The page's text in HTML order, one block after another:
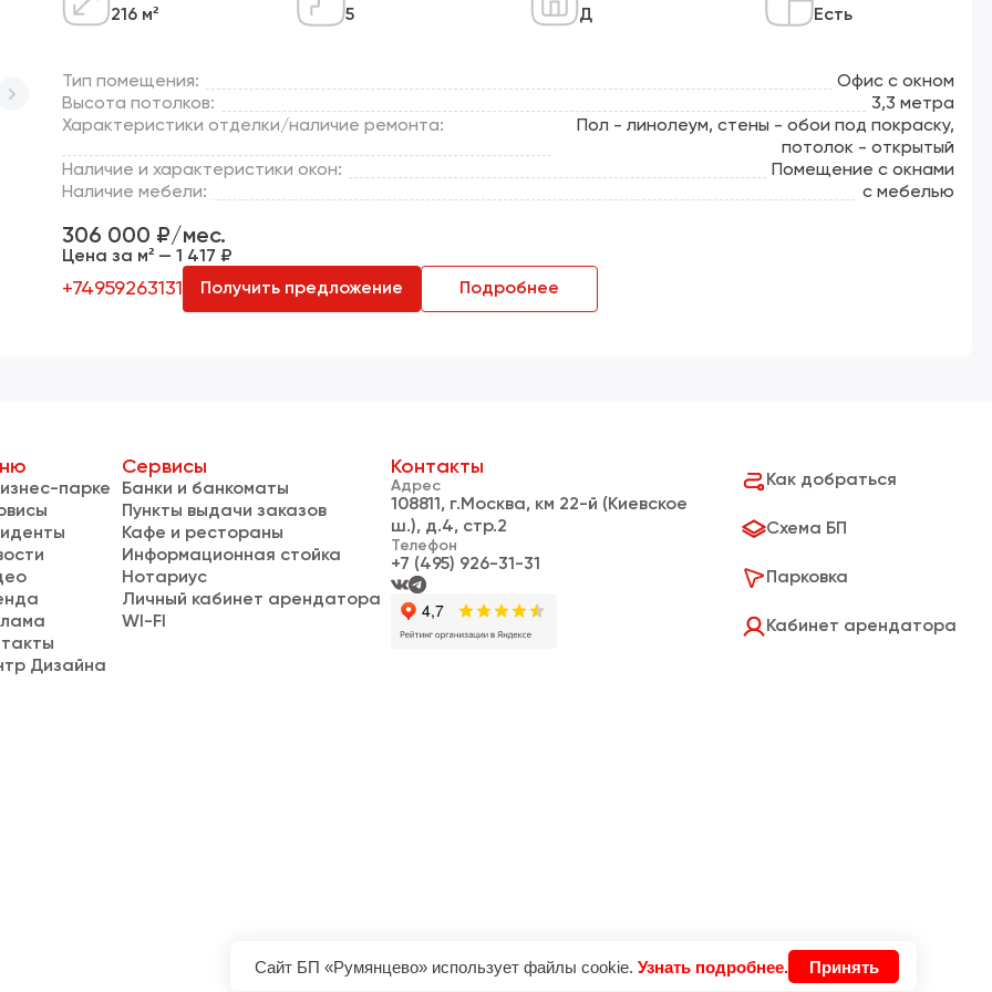
216 м² 5 Д Есть
Тип помещения:
Офис с окном
Высота потолков:
3,3 метра
Характеристики отделки/наличие ремонта:
Пол - линолеум, стены - обои под покраску,
потолок - открытый
Наличие и характеристики окон:
Помещение с окнами
Наличие мебели:
с мебелью
306 000 ₽/мес.
Цена за м² — 1 417 ₽
+74959263131 Получить предложение Подробнее
парке
Дизайна
Сервисы
Банки и банкоматы
Пункты выдачи заказов
Кафе и рестораны
Информационная стойка
Нотариус
Личный кабинет арендатора
WI-FI
Контакты
Адрес
108811, г.Москва, км 22-й (Киевское
ш.), д.4, стр.2
Телефон
+7 (495) 926-31-31
Как добраться
Схема БП
Парковка
Кабинет арендатора
Сайт БП «Румянцево» использует файлы cookie. Узнать подробнее. Принять